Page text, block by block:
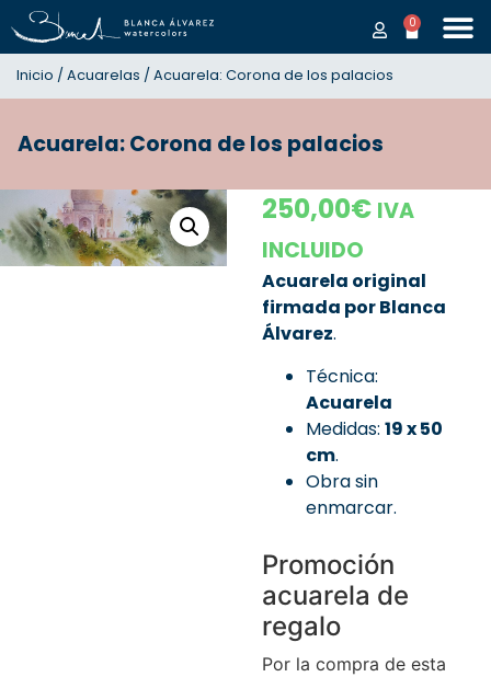
0
Inicio / Acuarelas / Acuarela: Corona de los palacios
Acuarela: Corona de los palacios
250,00€ IVA
INCLUIDO
Acuarela original
firmada por Blanca
Álvarez.
Técnica:
Acuarela
Medidas: 19 x 50
cm.
Obra sin
enmarcar.
Promoción
acuarela de
regalo
Por la compra de esta